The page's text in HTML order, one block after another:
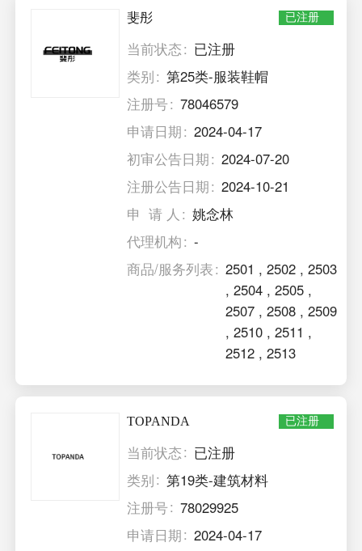
斐彤 已注册
当前状态
已注册
类别
第25类-服装鞋帽
注册号
78046579
申请日期
2024-04-17
初审公告日期
2024-07-20
注册公告日期
2024-10-21
申 请 人
姚念林
代理机构
-
商品/服务列表
2501 ,2502 ,2503
,2504 ,2505 ,
2507 ,2508 ,2509
,2510 ,2511 ,
2512 ,2513
TOPANDA 已注册
当前状态
已注册
类别
第19类-建筑材料
注册号
78029925
申请日期
2024-04-17